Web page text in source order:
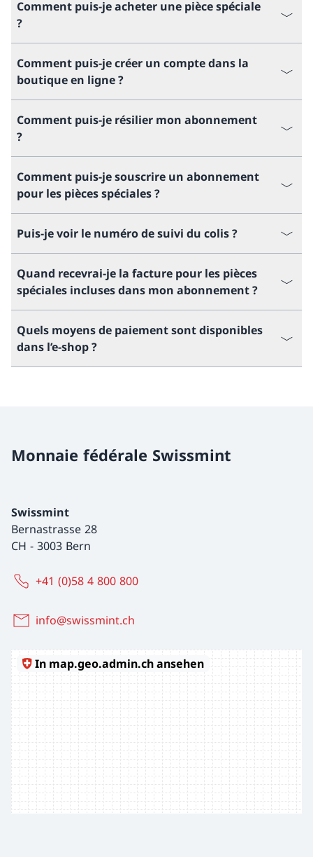
Comment puis-je acheter une pièce spéciale
?
Comment puis-je créer un compte dans la
boutique en ligne ?
Comment puis-je résilier mon abonnement
?
Comment puis-je souscrire un abonnement
pour les pièces spéciales ?
Puis-je voir le numéro de suivi du colis ?
Quand recevrai-je la facture pour les pièces
spéciales incluses dans mon abonnement ?
Quels moyens de paiement sont disponibles
dans l’e-shop ?
Monnaie fédérale Swissmint
Swissmint
Bernastrasse 28
CH - 3003 Bern
+41 (0)58 4 800 800
info@swissmint.ch